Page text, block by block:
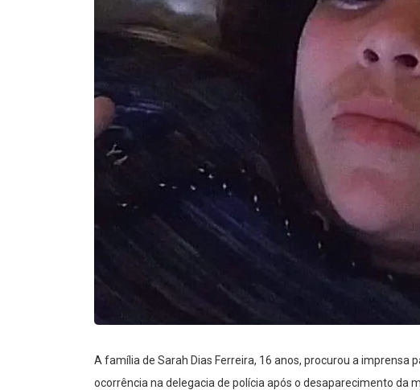
A família de Sarah Dias Ferreira, 16 anos, procurou a imprensa
ocorrência na delegacia de polícia após o desaparecimento da